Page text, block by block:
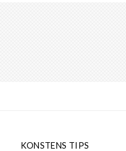
KONSTENS TIPS